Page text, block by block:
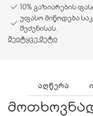
10% გაზიარების
უფასო მიწოდება
შეძენისას.
შეიტყვე მეტი
ᲐᲦᲬᲔᲠᲐ